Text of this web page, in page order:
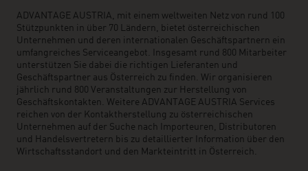
ADVANTAGE AUSTRIA, mit einem weltweiten Netz von rund 100
Stützpunkten in über 70 Ländern, bietet österreichischen
Unternehmen und deren internationalen Geschäftspartnern ein
umfangreiches Serviceangebot. Insgesamt rund 800 Mitarbeiter
unterstützen Sie dabei die richtigen Lieferanten und
Geschäftspartner aus Österreich zu finden. Wir organisieren
jährlich rund 800 Veranstaltungen zur Herstellung von
Geschäftskontakten. Weitere ADVANTAGE AUSTRIA Services
reichen von der Kontaktherstellung zu österreichischen
Unternehmen auf der Suche nach Importeuren, Distributoren
und Handelsvertretern bis zu detaillierter Information über den
Wirtschaftsstandort und den Markteintritt in Österreich.